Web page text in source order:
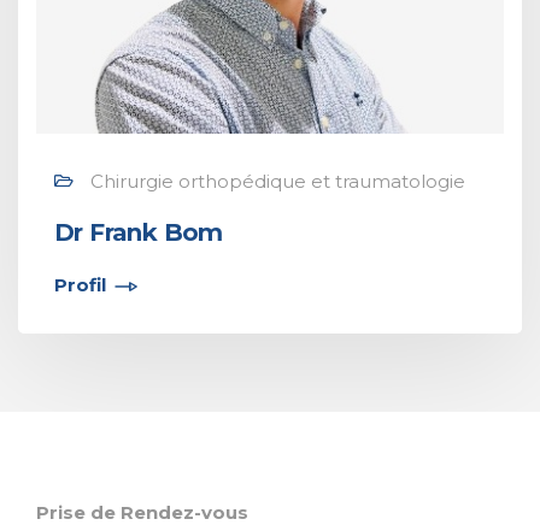
Chirurgie orthopédique et traumatologie
Dr Frank Bom
Profil
Prise de Rendez-vous